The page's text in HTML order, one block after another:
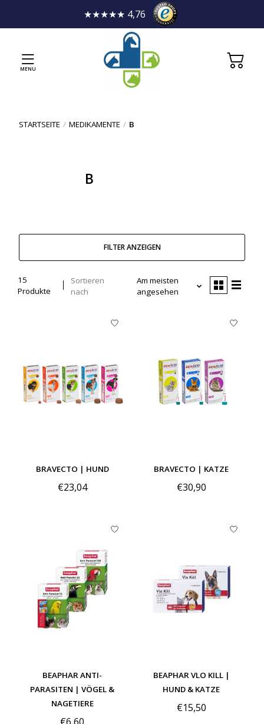
★★★★★ 4,76
MENU
STARTSEITE / MEDIKAMENTE / B
B
FILTER ANZEIGEN
15
Produkte
Sortieren
nach
Am meisten
angesehen
BRAVECTO | HUND
€23,04
BRAVECTO | KATZE
€30,90
BEAPHAR ANTI-
PARASITEN | VÖGEL &
NAGETIERE
BEAPHAR VLO KILL |
HUND & KATZE
€15,50